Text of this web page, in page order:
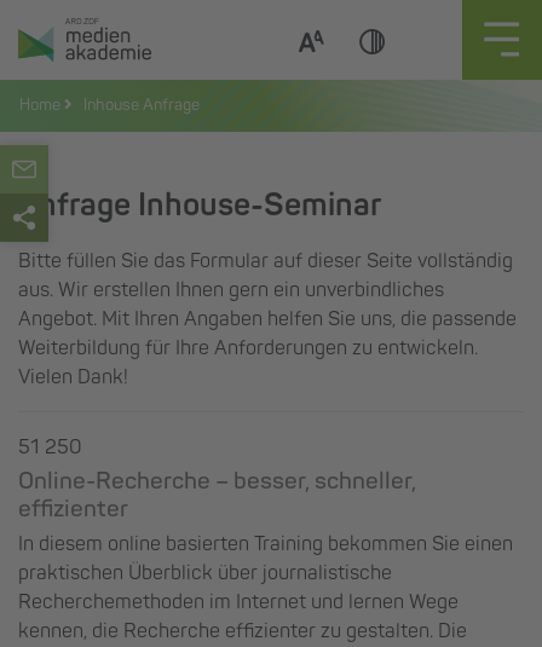
Zum
Inhalt
springen
Home Inhouse Anfrage
Anfrage Inhouse-Seminar
Bitte füllen Sie das Formular auf dieser Seite vollständig
aus. Wir erstellen Ihnen gern ein unverbindliches
Angebot. Mit Ihren Angaben helfen Sie uns, die passende
Weiterbildung für Ihre Anforderungen zu entwickeln.
Vielen Dank!
51 250
Online-Recherche – besser, schneller,
effizienter
In diesem online basierten Training bekommen Sie einen
praktischen Überblick über journalistische
Recherchemethoden im Internet und lernen Wege
kennen, die Recherche effizienter zu gestalten. Die